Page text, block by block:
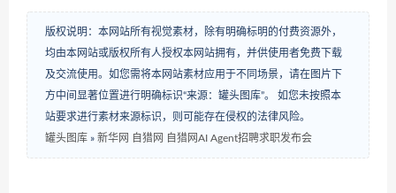
版权说明：本网站所有视觉素材，除有明确标明的付费资源外，
均由本网站或版权所有人授权本网站拥有，并供使用者免费下载
及交流使用。如您需将本网站素材应用于不同场景，请在图片下
方中间显著位置进行明确标识“来源：罐头图库”。 如您未按照本
站要求进行素材来源标识，则可能存在侵权的法律风险。
罐头图库 » 新华网 自猎网 自猎网AI Agent招聘求职发布会